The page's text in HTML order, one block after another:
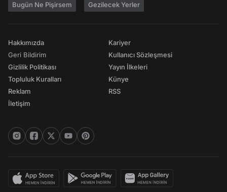
Bugün Ne Pişirsem Gezilecek Yerler
Hakkımızda
Geri Bildirim
Gizlilik Politikası
Topluluk Kuralları
Reklam
İletişim
Kariyer
Kullanıcı Sözleşmesi
Yayın İlkeleri
Künye
RSS